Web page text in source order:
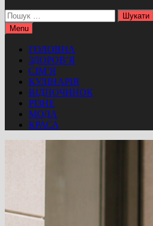
Пошук:
Menu
ГОЛОВНА
ЗДОРОВ’Я
СІМ’Я
КУЛІНАРІЯ
ВІДПОЧИНОК
РІЗНЕ
МОДА
КРАСА